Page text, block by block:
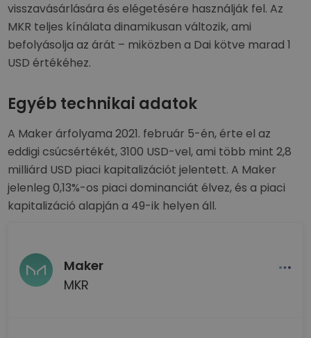
visszavásárlására és elégetésére használják fel. Az
MKR teljes kínálata dinamikusan változik, ami
befolyásolja az árát – miközben a Dai kötve marad 1
USD értékéhez.
Egyéb technikai adatok
A Maker árfolyama 2021. február 5-én, érte el az
eddigi csúcsértékét, 3100 USD-vel, ami több mint 2,8
milliárd USD piaci kapitalizációt jelentett. A Maker
jelenleg 0,13%-os piaci dominanciát élvez, és a piaci
kapitalizáció alapján a 49-ik helyen áll.
Maker
MKR